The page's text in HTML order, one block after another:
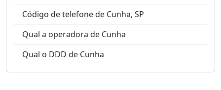
Código de telefone de Cunha, SP
Qual a operadora de Cunha
Qual o DDD de Cunha